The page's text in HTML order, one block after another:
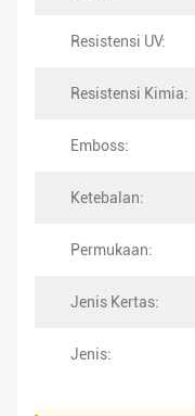
Resistensi UV:
Resistensi Kimia:
Emboss:
Ketebalan:
Permukaan:
Jenis Kertas:
Jenis: